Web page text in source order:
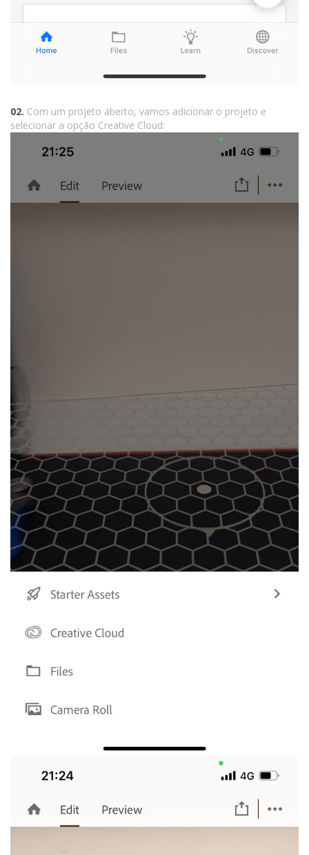
02. Com um projeto aberto, vamos adicionar o projeto e
selecionar a opção Creative Cloud: